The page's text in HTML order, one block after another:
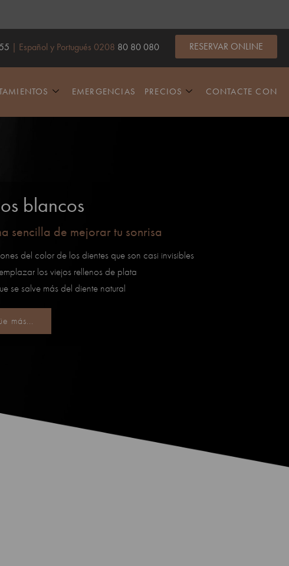
| Español y Portugués 0208 80 80 080 RESERVAR ONLINE
EMERGENCIAS PRECIOS CONTACTE CON
blancos
sencilla de mejorar tu sonrisa
del color de los dientes que son casi invisibles
los viejos rellenos de plata
se salve más del diente natural
más...